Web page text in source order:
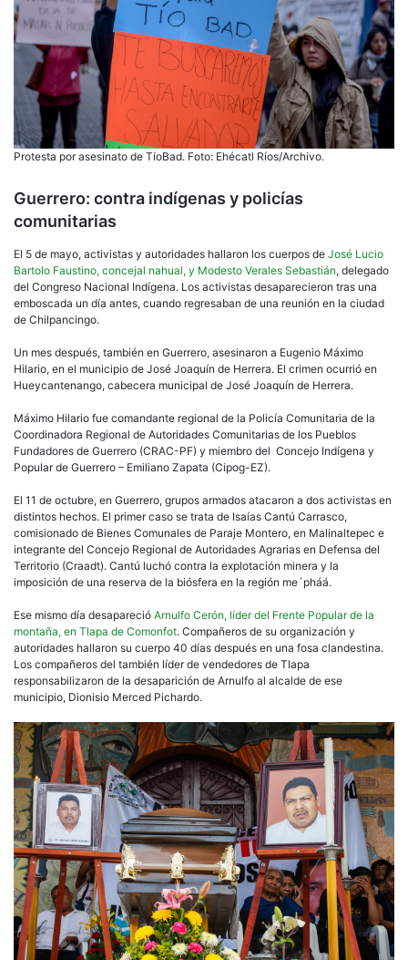
Protesta por asesinato de TíoBad. Foto: Ehécatl Ríos/Archivo.
Guerrero: contra indígenas y policías
comunitarias
El 5 de mayo, activistas y autoridades hallaron los cuerpos de José Lucio
Bartolo Faustino, concejal nahual, y Modesto Verales Sebastián, delegado
del Congreso Nacional Indígena. Los activistas desaparecieron tras una
emboscada un día antes, cuando regresaban de una reunión en la ciudad
de Chilpancingo.
Un mes después, también en Guerrero, asesinaron a Eugenio Máximo
Hilario, en el municipio de José Joaquín de Herrera. El crimen ocurrió en
Hueycantenango, cabecera municipal de José Joaquín de Herrera.
Máximo Hilario fue comandante regional de la Policía Comunitaria de la
Coordinadora Regional de Autoridades Comunitarias de los Pueblos
Fundadores de Guerrero (CRAC-PF) y miembro del Concejo Indígena y
Popular de Guerrero – Emiliano Zapata (Cipog-EZ).
El 11 de octubre, en Guerrero, grupos armados atacaron a dos activistas en
distintos hechos. El primer caso se trata de Isaías Cantú Carrasco,
comisionado de Bienes Comunales de Paraje Montero, en Malinaltepec e
integrante del Concejo Regional de Autoridades Agrarias en Defensa del
Territorio (Craadt). Cantú luchó contra la explotación minera y la
imposición de una reserva de la biósfera en la región me´pháá.
Ese mismo día desapareció Arnulfo Cerón, líder del Frente Popular de la
montaña, en Tlapa de Comonfot. Compañeros de su organización y
autoridades hallaron su cuerpo 40 días después en una fosa clandestina.
Los compañeros del también líder de vendedores de Tlapa
responsabilizaron de la desaparición de Arnulfo al alcalde de ese
municipio, Dionisio Merced Pichardo.